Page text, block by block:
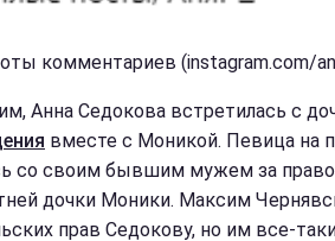
комментариев (instagram.com/
Анна Седокова встретилась с
вместе с Моникой. Певица на
со своим бывшим мужем за право
дочки Моники. Максим
прав Седокову, но им все-